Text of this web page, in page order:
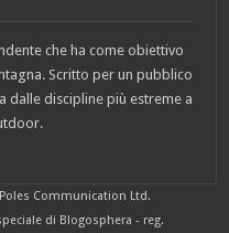
che ha come obiettivo
Scritto per un pubblico
dalle discipline più estreme a
Communication Ltd.
di Blogosphera - reg.